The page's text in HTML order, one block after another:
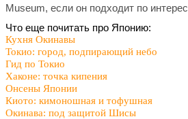
Museum, если он подходит по
Что еще почитать про Японию:
Кухня Окинавы
Токио: город, подпирающий небо
Гид по Токио
Хаконе: точка кипения
Онсены Японии
Киото: кимоношная и тофушная
Окинава: под защитой Шисы